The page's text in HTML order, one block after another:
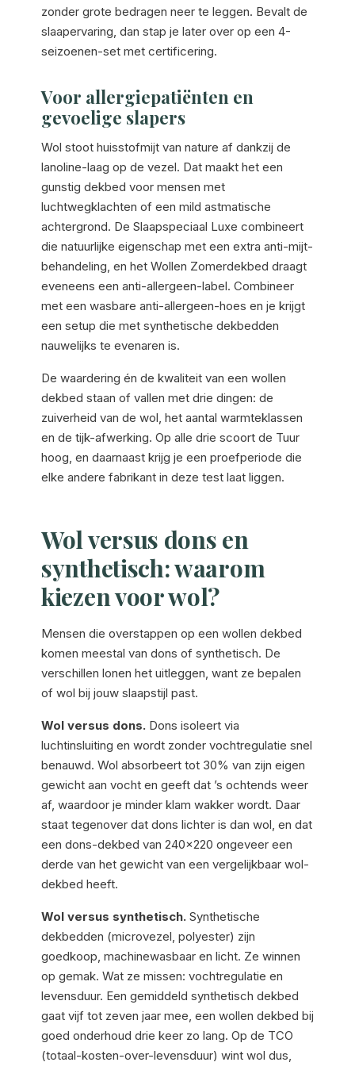
zonder grote bedragen neer te leggen. Bevalt de
slaapervaring, dan stap je later over op een 4-
seizoenen-set met certificering.
Voor allergiepatiënten en
gevoelige slapers
Wol stoot huisstofmijt van nature af dankzij de
lanoline-laag op de vezel. Dat maakt het een
gunstig dekbed voor mensen met
luchtwegklachten of een mild astmatische
achtergrond. De Slaapspeciaal Luxe combineert
die natuurlijke eigenschap met een extra anti-mijt-
behandeling, en het Wollen Zomerdekbed draagt
eveneens een anti-allergeen-label. Combineer
met een wasbare anti-allergeen-hoes en je krijgt
een setup die met synthetische dekbedden
nauwelijks te evenaren is.
De waardering én de kwaliteit van een wollen
dekbed staan of vallen met drie dingen: de
zuiverheid van de wol, het aantal warmteklassen
en de tijk-afwerking. Op alle drie scoort de Tuur
hoog, en daarnaast krijg je een proefperiode die
elke andere fabrikant in deze test laat liggen.
Wol versus dons en
synthetisch: waarom
kiezen voor wol?
Mensen die overstappen op een wollen dekbed
komen meestal van dons of synthetisch. De
verschillen lonen het uitleggen, want ze bepalen
of wol bij jouw slaapstijl past.
Wol versus dons. Dons isoleert via
luchtinsluiting en wordt zonder vochtregulatie snel
benauwd. Wol absorbeert tot 30% van zijn eigen
gewicht aan vocht en geeft dat ’s ochtends weer
af, waardoor je minder klam wakker wordt. Daar
staat tegenover dat dons lichter is dan wol, en dat
een dons-dekbed van 240×220 ongeveer een
derde van het gewicht van een vergelijkbaar wol-
dekbed heeft.
Wol versus synthetisch. Synthetische
dekbedden (microvezel, polyester) zijn
goedkoop, machinewasbaar en licht. Ze winnen
op gemak. Wat ze missen: vochtregulatie en
levensduur. Een gemiddeld synthetisch dekbed
gaat vijf tot zeven jaar mee, een wollen dekbed bij
goed onderhoud drie keer zo lang. Op de TCO
(totaal-kosten-over-levensduur) wint wol dus,